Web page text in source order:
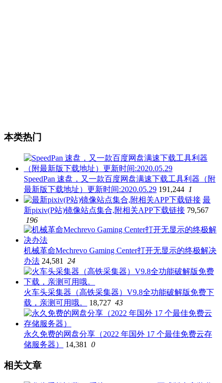
本类热门
SpeedPan 速盘，又一款百度网盘满速下载工具利器（附
最新版下载地址）更新时间:2020.05.29 191,244 1
最
新pixiv(P站)镜像站点集合,附相关APP下载链接 79,567
196
机械革命Mechrevo Gaming Center打开无显示的终极解决
办法 24,581 24
火车头采集器（高铁采集器）V9.8全功能破解版免费下
载，亲测可用哦。
18,727 43
永久免费的网盘分享（2022 年国外 17 个最佳免费云存
储服务器）
14,381 0
相关文章